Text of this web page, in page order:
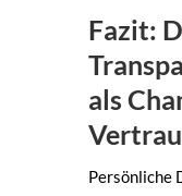
Fazit:
als
Persönliche